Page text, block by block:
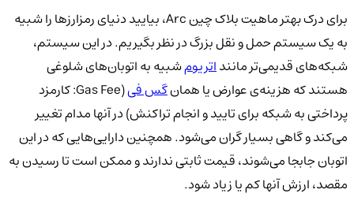
برای درک بهتر ماهیت بلاک چین Arc، بیایید دنیای رمزارزها را شبیه
به یک سیستم حمل و نقل بزرگ در نظر بگیریم. در این سیستم،
شبکه‌های قدیمی‌تر ماننداتریومشبیه به اتوبان‌های شلوغی
هستند که هزینه‌ی عوارض یا همانگس فی
(Gas Fee: کارمزد
پرداختی به شبکه برای تایید و انجام تراکنش) در آنها مدام تغییر
می‌کند و گاهی بسیار گران می‌شود. همچنین دارایی‌هایی که در این
اتوبان جابجا می‌شوند، قیمت ثابتی ندارند و ممکن است تا رسیدن به
مقصد، ارزش آنها کم یا زیاد شود.